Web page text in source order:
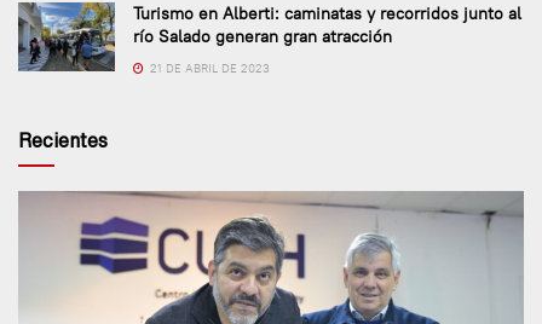
Turismo en Alberti: caminatas y recorridos junto al
río Salado generan gran atracción
21 DE ABRIL DE 2023
Recientes